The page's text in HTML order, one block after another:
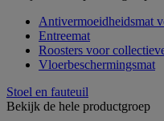
Antivermoeidheidsmat
Entreemat
Roosters voor
Vloerbeschermingsmat
Stoel en fauteuil
Bekijk de hele productgroep